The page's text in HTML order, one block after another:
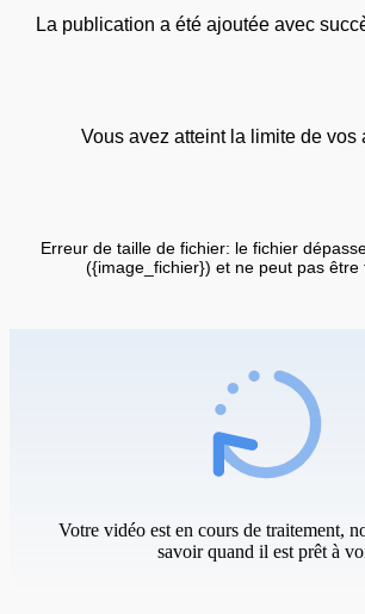
La publication a été ajoutée avec
Vous avez atteint la limite de vos
Erreur de taille de fichier: le fichier
({image_fichier}) et ne peut pas être
Votre vidéo est en cours de traitement,
savoir quand il est prêt à